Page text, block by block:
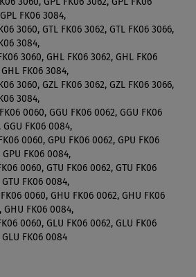
FK06 3084,
3060, GTL FK06 3062, GTL FK06 3066,
3084,
3060, GHL FK06 3062, GHL FK06
FK06 3084,
3060, GZL FK06 3062, GZL FK06 3066,
3084,
0060, GGU FK06 0062, GGU FK06
FK06 0084,
0060, GPU FK06 0062, GPU FK06
FK06 0084,
0060, GTU FK06 0062, GTU FK06
FK06 0084,
0060, GHU FK06 0062, GHU FK06
GHU FK06 0084,
0060, GLU FK06 0062, GLU FK06
FK06 0084